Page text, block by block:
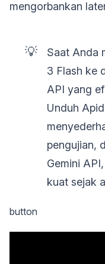
mengorbankan
💡
Saat Anda
3 Flash ke
API yang
Unduh
pengujian,
Gemini
kuat sejak
button